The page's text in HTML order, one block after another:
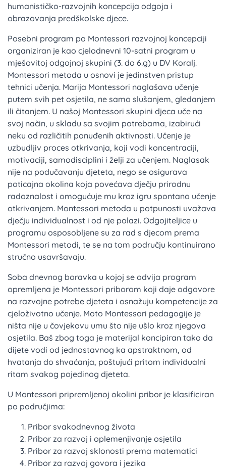
humanističko-razvojnih koncepcija odgoja i
obrazovanja predškolske djece.
Posebni program po Montessori razvojnoj koncepciji
organiziran je kao cjelodnevni 10-satni program u
mješovitoj odgojnoj skupini (3. do 6.g) u DV Koralj.
Montessori metoda u osnovi je jedinstven pristup
tehnici učenja. Marija Montessori naglašava učenje
putem svih pet osjetila, ne samo slušanjem, gledanjem
ili čitanjem. U našoj Montessori skupini djeca uče na
svoj način, u skladu sa svojim potrebama, izabirući
neku od različitih ponuđenih aktivnosti. Učenje je
uzbudljiv proces otkrivanja, koji vodi koncentraciji,
motivaciji, samodisciplini i želji za učenjem. Naglasak
nije na podučavanju djeteta, nego se osigurava
poticajna okolina koja povećava dječju prirodnu
radoznalost i omogućuje mu kroz igru spontano učenje
otkrivanjem. Montessori metoda u potpunosti uvažava
dječju individualnost i od nje polazi. Odgojiteljice u
programu osposobljene su za rad s djecom prema
Montessori metodi, te se na tom području kontinuirano
stručno usavršavaju.
Soba dnevnog boravka u kojoj se odvija program
opremljena je Montessori priborom koji daje odgovore
na razvojne potrebe djeteta i osnažuju kompetencije za
cjeloživotno učenje. Moto Montessori pedagogije je
ništa nije u čovjekovu umu što nije ušlo kroz njegova
osjetila. Baš zbog toga je materijal koncipiran tako da
dijete vodi od jednostavnog ka apstraktnom, od
hvatanja do shvaćanja, poštujući pritom individualni
ritam svakog pojedinog djeteta.
U Montessori pripremljenoj okolini pribor je klasificiran
po područjima:
Pribor svakodnevnog života
Pribor za razvoj i oplemenjivanje osjetila
Pribor za razvoj sklonosti prema matematici
Pribor za razvoj govora i jezika